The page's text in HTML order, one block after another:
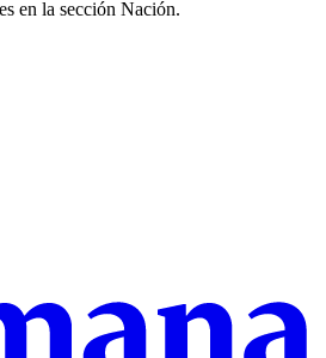
en la sección Nación.